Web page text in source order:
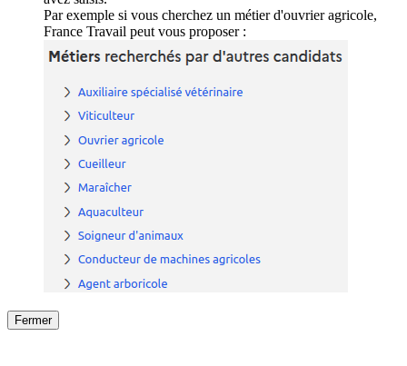
Par exemple si vous cherchez un métier d'ouvrier agricole,
France Travail peut vous proposer :
Fermer